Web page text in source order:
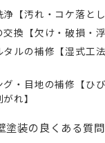
【汚れ・コケ落とし
換【欠け・破損・浮
タルの補修【湿式工
グ・目地の補修【ひ
れ】
塗装の良くある質問